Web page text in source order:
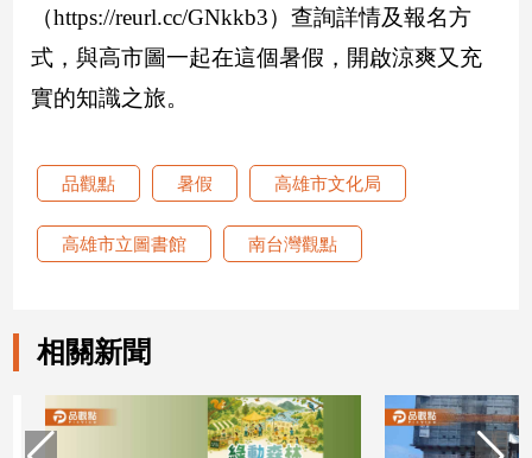
物
媒
體
（https://reurl.cc/GNkkb3）查詢詳情及報名方
式，與高市圖一起在這個暑假，開啟涼爽又充
實的知識之旅。
品觀點 暑假 高雄市文化局
高雄市立圖書館 南台灣觀點
相關新聞